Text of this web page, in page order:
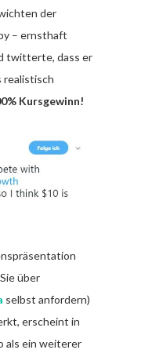
der
– ernsthaft
twitterte, dass er
realistisch
Kursgewinn!
über
selbst anfordern)
erscheint in
als ein weiterer